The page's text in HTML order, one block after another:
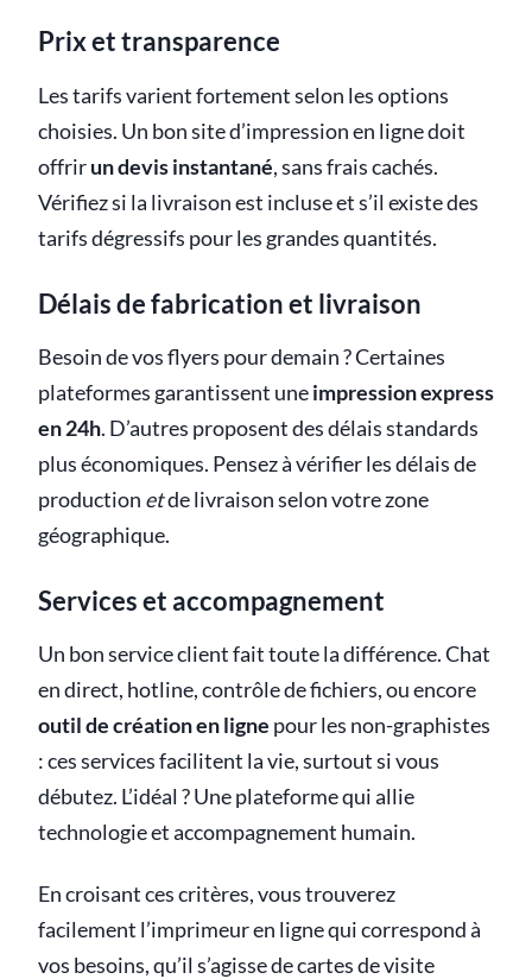
Prix et transparence
Les tarifs varient fortement selon les options
choisies. Un bon site d’impression en ligne doit
offrirun devis instantané, sans frais cachés.
Vérifiez si la livraison est incluse et s’il existe des
tarifs dégressifs pour les grandes quantités.
Délais de fabrication et livraison
Besoin de vos flyers pour demain ? Certaines
plateformes garantissent uneimpression express
en 24h. D’autres proposent des délais standards
plus économiques. Pensez à vérifier les délais de
production etde livraison selon votre zone
géographique.
Services et accompagnement
Un bon service client fait toute la différence. Chat
en direct, hotline, contrôle de fichiers, ou encore
outil de création en ligne pour les non-graphistes
: ces services facilitent la vie, surtout si vous
débutez. L’idéal ? Une plateforme qui allie
technologie et accompagnement humain.
En croisant ces critères, vous trouverez
facilement l’imprimeur en ligne qui correspond à
vos besoins, qu’il s’agisse de cartes de visite